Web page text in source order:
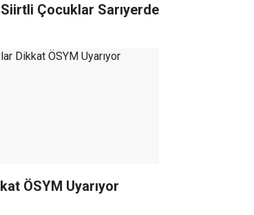
Çocuklar Sarıyerde
Adaylar Dikkat ÖSYM Uyarıyor